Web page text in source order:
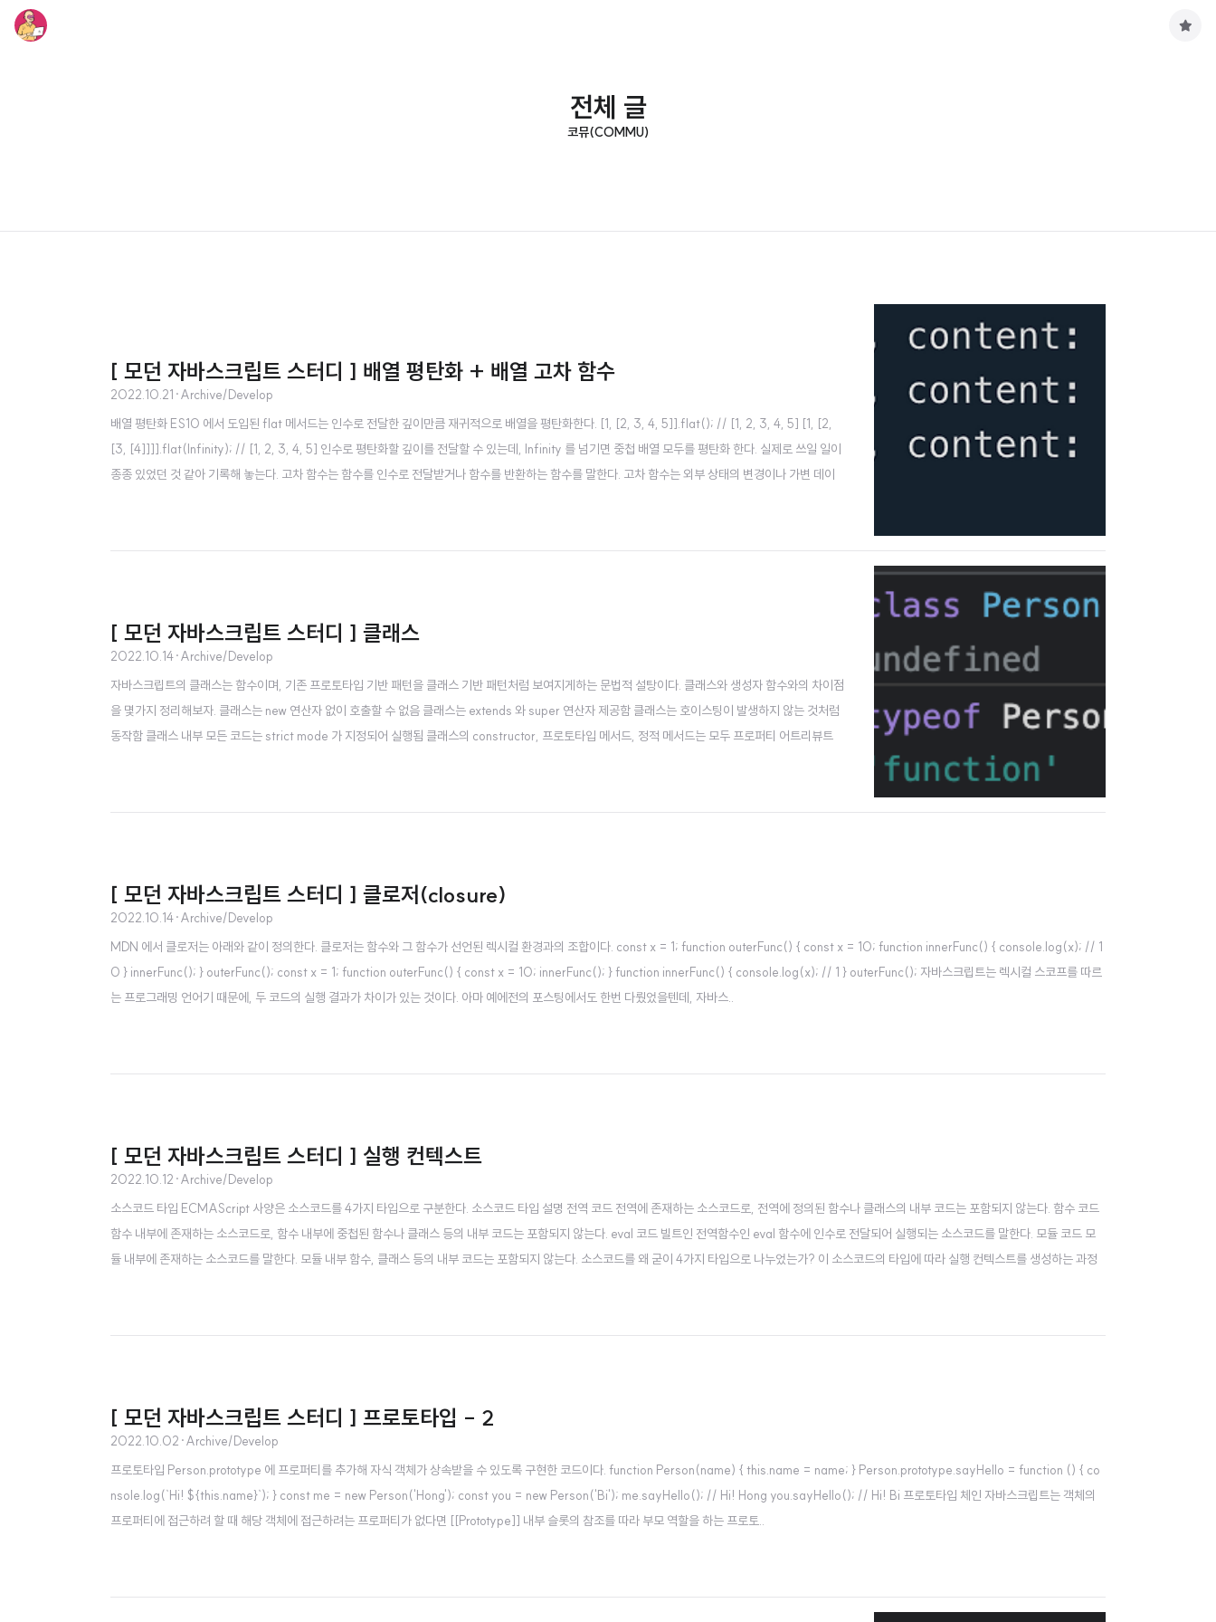
전체 글
코뮤(COMMU)
[ 모던 자바스크립트 스터디 ] 배열 평탄화 + 배열 고차 함수
2022.10.21 ·Archive/Develop
배열 평탄화 ES10 에서 도입된 flat 메서드는 인수로 전달한 깊이만큼 재귀적으로 배열을 평탄화한다. [1, [2, 3, 4, 5]].flat(); // [1, 2, 3, 4, 5] [1, [2,
[3, [4]]]].flat(Infinity); // [1, 2, 3, 4, 5] 인수로 평탄화할 깊이를 전달할 수 있는데, Infinity 를 넘기면 중첩 배열 모두를 평탄화 한다. 실제로 쓰일 일이
종종 있었던 것 같아 기록해 놓는다. 고차 함수는 함수를 인수로 전달받거나 함수를 반환하는 함수를 말한다. 고차 함수는 외부 상태의 변경이나 가변 데이
[ 모던 자바스크립트 스터디 ] 클래스
2022.10.14·Archive/Develop
자바스크립트의 클래스는 함수이며, 기존 프로토타입 기반 패턴을 클래스 기반 패턴처럼 보여지게하는 문법적 설탕이다. 클래스와 생성자 함수와의 차이점
을 몇가지 정리해보자. 클래스는 new 연산자 없이 호출할 수 없음 클래스는 extends 와 super 연산자 제공함 클래스는 호이스팅이 발생하지 않는 것처럼
동작함 클래스 내부 모든 코드는 strict mode 가 지정되어 실행됨 클래스의 constructor, 프로토타입 메서드, 정적 메서드는 모두 프로퍼티 어트리뷰트
[ 모던 자바스크립트 스터디 ] 클로저(closure)
2022.10.14·Archive/Develop
MDN 에서 클로저는 아래와 같이 정의한다. 클로저는 함수와 그 함수가 선언된 렉시컬 환경과의 조합이다. const x = 1; function outerFunc() { const x = 10; function innerFunc() { console.log(x); // 1
0 } innerFunc(); } outerFunc(); const x = 1; function outerFunc() { const x = 10; innerFunc(); } function innerFunc() { console.log(x); // 1 } outerFunc(); 자바스크립트는 렉시컬 스코프를 따르
는 프로그래밍 언어기 때문에, 두 코드의 실행 결과가 차이가 있는 것이다. 아마 예에전의 포스팅에서도 한번 다뤘었을텐데, 자바스..
[ 모던 자바스크립트 스터디 ] 실행 컨텍스트
2022.10.12 ·Archive/Develop
소스코드 타입 ECMAScript 사양은 소스코드를 4가지 타입으로 구분한다. 소스코드 타입 설명 전역 코드 전역에 존재하는 소스코드로, 전역에 정의된 함수나 클래스의 내부 코드는 포함되지 않는다. 함수 코드
함수 내부에 존재하는 소스코드로, 함수 내부에 중첩된 함수나 클래스 등의 내부 코드는 포함되지 않는다. eval 코드 빌트인 전역함수인 eval 함수에 인수로 전달되어 실행되는 소스코드를 말한다. 모듈 코드 모
듈 내부에 존재하는 소스코드를 말한다. 모듈 내부 함수, 클래스 등의 내부 코드는 포함되지 않는다. 소스코드를 왜 굳이 4가지 타입으로 나누었는가? 이 소스코드의 타입에 따라 실행 컨텍스트를 생성하는 과정
[ 모던 자바스크립트 스터디 ] 프로토타입 - 2
2022.10.02 ·Archive/Develop
프로토타입 Person.prototype 에 프로퍼티를 추가해 자식 객체가 상속받을 수 있도록 구현한 코드이다. function Person(name) { this.name = name; } Person.prototype.sayHello = function () { co
nsole.log(`Hi! ${this.name}`); } const me = new Person('Hong'); const you = new Person('Bi'); me.sayHello(); // Hi! Hong you.sayHello(); // Hi! Bi 프로토타입 체인 자바스크립트는 객체의
프로퍼티에 접근하려 할 때 해당 객체에 접근하려는 프로퍼티가 없다면 [[Prototype]] 내부 슬롯의 참조를 따라 부모 역할을 하는 프로토..
구